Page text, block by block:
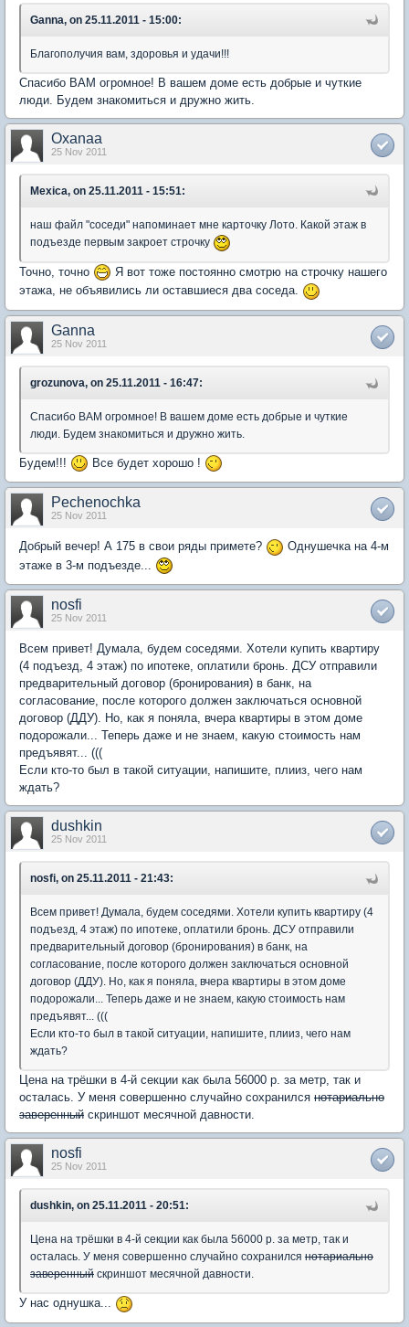
Ganna, on 25.11.2011 - 15:00:
Благополучия вам, здоровья и удачи!!!
Спасибо ВАМ огромное! В вашем доме есть добрые и чуткие
люди. Будем знакомиться и дружно жить.
Oxanaa
25 Nov 2011
Mexica, on 25.11.2011 - 15:51:
наш файл "соседи" напоминает мне карточку Лото. Какой этаж в
подъезде первым закроет строчку
Точно, точно
Я вот тоже постоянно смотрю на строчку нашего
этажа, не объявились ли оставшиеся два соседа.
Ganna
25 Nov 2011
grozunova, on 25.11.2011 - 16:47:
Спасибо ВАМ огромное! В вашем доме есть добрые и чуткие
люди. Будем знакомиться и дружно жить.
Будем!!! Все будет хорошо !
Pechenochka
25 Nov 2011
Добрый вечер! А 175 в свои ряды примете?
Однушечка на 4-м
этаже в 3-м подъезде...
nosfi
25 Nov 2011
Всем привет! Думала, будем соседями. Хотели купить квартиру
(4 подъезд, 4 этаж) по ипотеке, оплатили бронь. ДСУ отправили
предварительный договор (бронирования) в банк, на
согласование, после которого должен заключаться основной
договор (ДДУ). Но, как я поняла, вчера квартиры в этом доме
подорожали... Теперь даже и не знаем, какую стоимость нам
предъявят... (((
Если кто-то был в такой ситуации, напишите, плииз, чего нам
ждать?
dushkin
25 Nov 2011
nosfi, on 25.11.2011 - 21:43:
Всем привет! Думала, будем соседями. Хотели купить квартиру (4
подъезд, 4 этаж) по ипотеке, оплатили бронь. ДСУ отправили
предварительный договор (бронирования) в банк, на
согласование, после которого должен заключаться основной
договор (ДДУ). Но, как я поняла, вчера квартиры в этом доме
подорожали... Теперь даже и не знаем, какую стоимость нам
предъявят... (((
Если кто-то был в такой ситуации, напишите, плииз, чего нам
ждать?
Цена на трёшки в 4-й секции как была 56000 р. за метр, так и
осталась. У меня совершенно случайно сохранился нотариально
заверенный скриншот месячной давности.
nosfi
25 Nov 2011
dushkin, on 25.11.2011 - 20:51:
Цена на трёшки в 4-й секции как была 56000 р. за метр, так и
осталась. У меня совершенно случайно сохранился нотариально
заверенный скриншот месячной давности.
У нас однушка...